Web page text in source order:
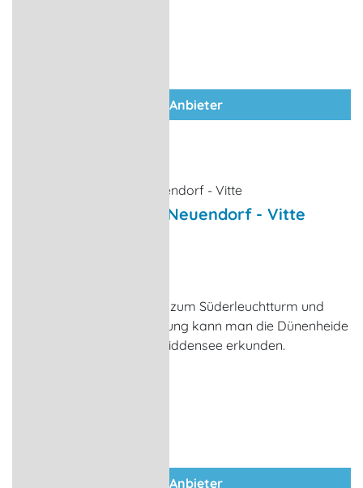
zum Anbieter
Wanderung: Vitte - Neuendorf - Vitte
Von Vitte nach Neuendorf zum Süderleuchtturm und
zurück. Bei dieser Wanderung kann man die Dünenheide
und den Süden der Insel Hiddensee erkunden.
zum Anbieter